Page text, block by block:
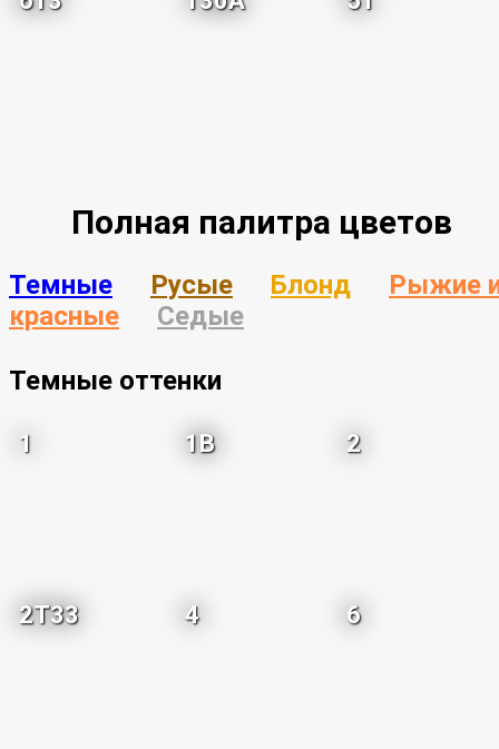
Полная палитра цветов
Темные Русые Блонд
Рыжие
красные
Седые
Темные оттенки
1 1B 2
2T33 4 6